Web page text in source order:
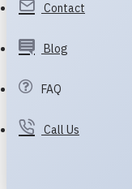
Contact
Blog
FAQ
Call Us